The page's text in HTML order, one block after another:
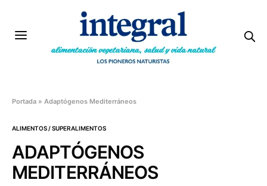
Portada »Adaptógenos Mediterráneos
ALIMENTOS / SUPERALIMENTOS
ADAPTÓGENOS
MEDITERRÁNEOS